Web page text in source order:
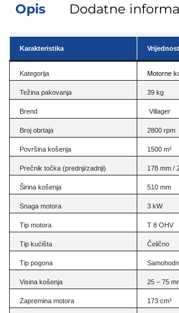
Opis Dodatne
Karakteristika Vrijednost
Kategorija Motorne
Težina pakovanja 39 kg
Brend Villager
Broj obrtaja 2800 rpm
Površina košenja 1500 m²
Prečnik točka (prednji/zadnji) 178 mm /
Širina košenja 510 mm
Snaga motora 3 kW
Tip motora T 8 OHV
Tip kućišta Čelično
Tip pogona
Visina košenja 25 – 75
Zapremina motora 173 cm³